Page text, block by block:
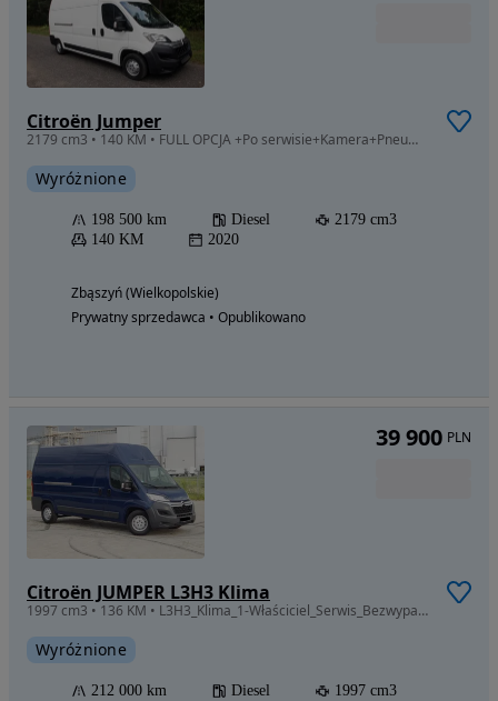
Citroën Jumper
2179 cm3 • 140 KM • FULL OPCJA +Po serwisie+Kamera+Pneumat fotel+L3H3+Faktura FV 23% GRUAU
Wyróżnione
198 500 km Diesel
2179 cm3
140 KM
2020
Zbąszyń (Wielkopolskie)
Prywatny sprzedawca • Opublikowano
Citroën JUMPER L3H3 Klima
1997 cm3 • 136 KM • L3H3_Klima_1-Właściciel_Serwis_Bezwypadkowy_Polecam_Super-stan
Wyróżnione
212 000 km Diesel
1997 cm3
39 900 PLN